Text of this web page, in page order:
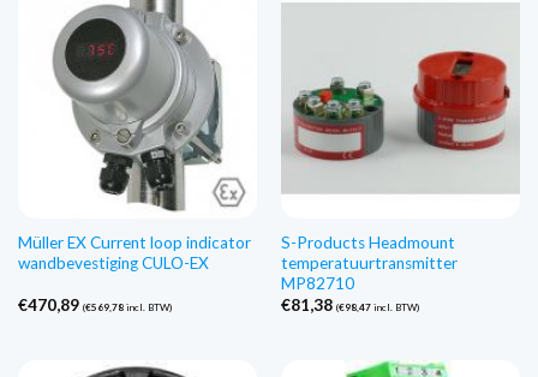
Müller EX Current loop indicator
wandbevestiging CULO-EX
€470,89 (€569,78incl. BTW)
S-Products Headmount
temperatuurtransmitter
MP82710
€81,38 (€98,47incl. BTW)